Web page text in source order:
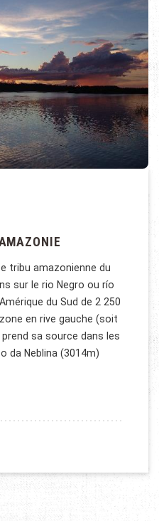
tribu amazonienne du
sur le rio Negro ou río
du Sud de 2 250
en rive gauche (soit
prend sa source dans les
da Neblina (3014m)
D’AMAZONIE